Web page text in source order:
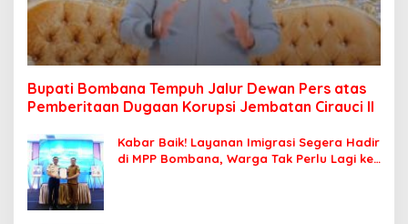
Bupati Bombana Tempuh Jalur Dewan Pers atas
Pemberitaan Dugaan Korupsi Jembatan Cirauci II
Kabar Baik! Layanan Imigrasi Segera Hadir
di MPP Bombana, Warga Tak Perlu Lagi ke